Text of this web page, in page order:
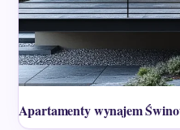
Apartamenty wynajem